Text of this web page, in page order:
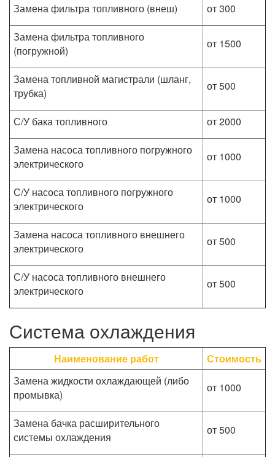
Замена фильтра топливного (внеш)
от 300
Замена фильтра топливного
(погружной)
от 1500
Замена топливной магистрали (шланг,
трубка)
от 500
С/У бака топливного
от 2000
Замена насоса топливного погружного
электрического
от 1000
С/У насоса топливного погружного
электрического
от 1000
Замена насоса топливного внешнего
электрического
от 500
С/У насоса топливного внешнего
электрического
от 500
Система охлаждения
Наименование работ
Стоимость
Замена жидкости охлаждающей (либо
промывка)
от 1000
Замена бачка расширительного
системы охлаждения
от 500